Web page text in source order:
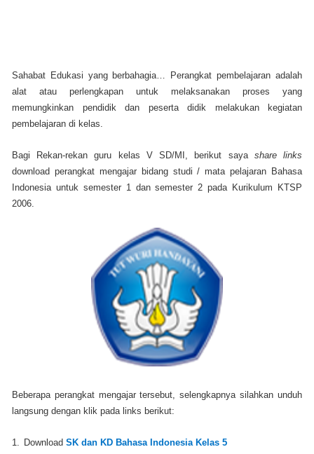
Sahabat Edukasi yang berbahagia… Perangkat pembelajaran adalah
alat atau perlengkapan untuk melaksanakan proses yang
memungkinkan pendidik dan peserta didik melakukan kegiatan
pembelajaran di kelas.
Bagi Rekan-rekan guru kelas V SD/MI, berikut saya share links
download perangkat mengajar bidang studi / mata pelajaran Bahasa
Indonesia untuk semester 1 dan semester 2 pada Kurikulum KTSP
2006.
Beberapa perangkat mengajar tersebut, selengkapnya silahkan unduh
langsung dengan klik pada links berikut:
1. Download SK dan KD Bahasa Indonesia Kelas 5